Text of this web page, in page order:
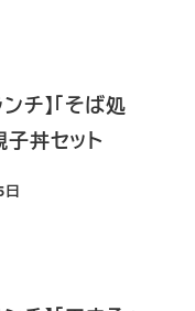
チ】「そば処
子丼セット
日